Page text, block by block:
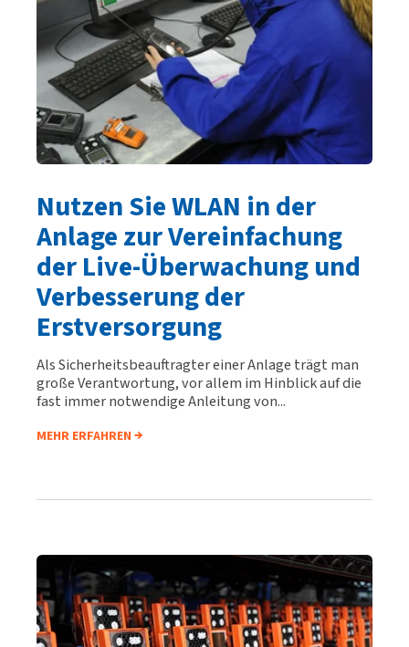
Nutzen Sie WLAN in der
Anlage zur Vereinfachung
der Live-Überwachung und
Verbesserung der
Erstversorgung
Als Sicherheitsbeauftragter einer Anlage trägt man
große Verantwortung, vor allem im Hinblick auf die
fast immer notwendige Anleitung von...
MEHR ERFAHREN